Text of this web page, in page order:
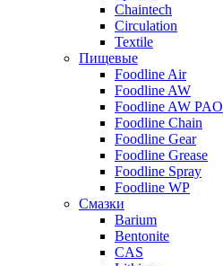
Chaintech
Circulation
Textile
Пищевые
Foodline Air
Foodline AW
Foodline AW PAO
Foodline Chain
Foodline Gear
Foodline Grease
Foodline Spray
Foodline WP
Смазки
Barium
Bentonite
CAS